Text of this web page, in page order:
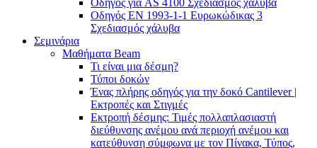
Οδηγός για AS 4100 Σχεδιασμός χάλυβα
Οδηγός ΕΝ 1993-1-1 Ευρωκώδικας 3
Σχεδιασμός χάλυβα
Σεμινάρια
Μαθήματα Beam
Τι είναι μια δέσμη?
Τύποι δοκών
Ένας πλήρης οδηγός για την δοκό Cantilever |
Εκτροπές και Στιγμές
Εκτροπή δέσμης: Τιμές πολλαπλασιαστή
διεύθυνσης ανέμου ανά περιοχή ανέμου και
κατεύθυνση σύμφωνα με τον Πίνακα, Τύπος,